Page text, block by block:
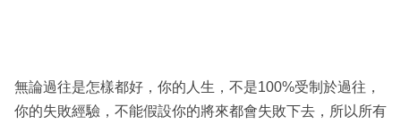
無論過往是怎樣都好，你的人生，不是100%受制於過往，
你的失敗經驗，不能假設你的將來都會失敗下去，所以所有